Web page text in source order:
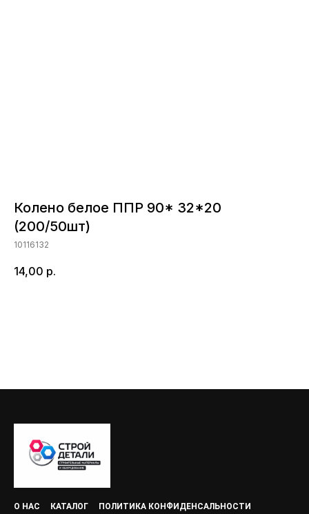
Колено белое ППР 90* 32*20
(200/50шт)
10116132
14,00 р.
О НАС КАТАЛОГ ПОЛИТИКА КОНФИДЕНСАЛЬНОСТИ